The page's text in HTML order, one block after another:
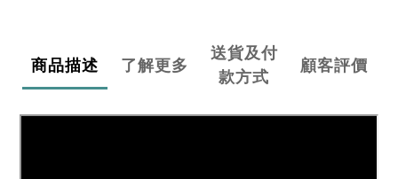
商品描述 了解更多
送貨及付
款方式
顧客評價